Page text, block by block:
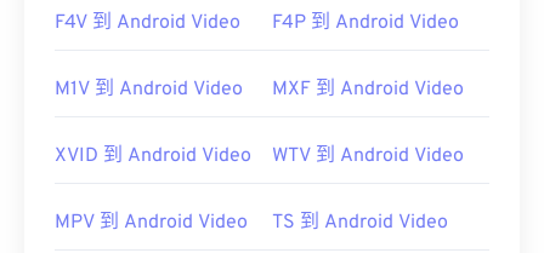
F4V 到 Android Video F4P 到 Android Video
M1V 到 Android Video MXF 到 Android Video
XVID 到 Android Video WTV 到 Android Video
MPV 到 Android Video TS 到 Android Video